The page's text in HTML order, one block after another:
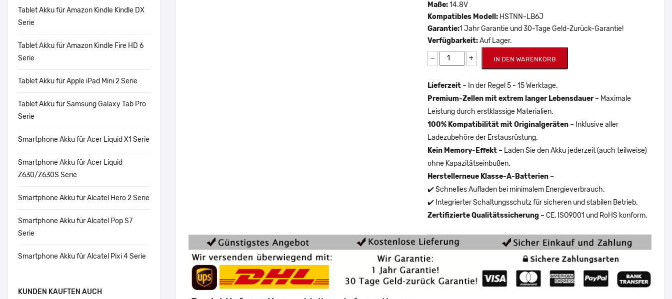
Tablet Akku für Amazon Kindle Kindle DX
Serie
Tablet Akku für Amazon Kindle Fire HD 6
Serie
Tablet Akku für Apple iPad Mini 2 Serie
Tablet Akku für Samsung Galaxy Tab Pro
Serie
Smartphone Akku für Acer Liquid X1 Serie
Smartphone Akku für Acer Liquid
Z630/Z630S Serie
Smartphone Akku für Alcatel Hero 2 Serie
Smartphone Akku für Alcatel Pop S7
Serie
Smartphone Akku für Alcatel Pixi 4 Serie
KUNDEN KAUFTEN AUCH
Maße:14.8V
Kompatibles Modell: HSTNN-LB6J
Garantie:1 Jahr Garantie und 30-Tage Geld-Zurück-Garantie!
Verfügbarkeit:Auf Lager.
− + IN DEN WARENKORB
Lieferzeit – In der Regel 5 - 15 Werktage.
Premium-Zellen mit extrem langer Lebensdauer– Maximale
Leistung durch erstklassige Materialien.
100% Kompatibilität mit Originalgeräten – Inklusive aller
Ladezubehöre der Erstausrüstung.
Kein Memory-Effekt – Laden Sie den Akku jederzeit (auch teilweise)
ohne Kapazitätseinbußen.
Herstellerneue Klasse-A-Batterien –
✔️ Schnelles Aufladen bei minimalem Energieverbrauch.
✔️ Integrierter Schaltungsschutz für sicheren und stabilen Betrieb.
Zertifizierte Qualitätssicherung – CE, ISO9001 und RoHS konform.